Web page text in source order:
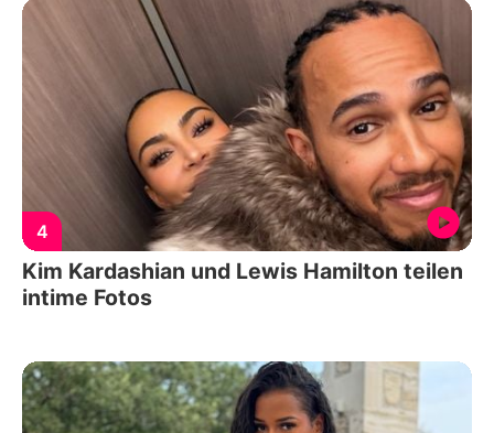
4
Kim Kardashian und Lewis Hamilton teilen
intime Fotos